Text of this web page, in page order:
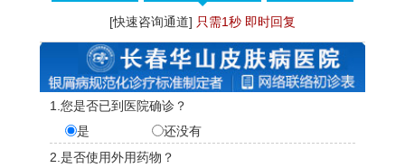
[快速咨询通道] 只需1秒 即时回复
1.您是否已到医院确诊？
是
还没有
2.是否使用外用药物？